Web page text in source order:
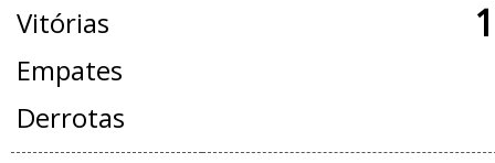
Vitórias
Empates
Derrotas